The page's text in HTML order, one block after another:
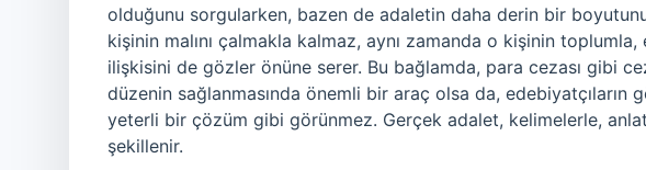
olduğunu sorgularken, bazen de adaletin daha derin bir
kişinin malını çalmakla kalmaz, aynı zamanda o kişinin
ilişkisini de gözler önüne serer. Bu bağlamda, para cezası gibi
düzenin sağlanmasında önemli bir araç olsa da, edebiyatçıların
yeterli bir çözüm gibi görünmez. Gerçek adalet, kelimelerle,
şekillenir.